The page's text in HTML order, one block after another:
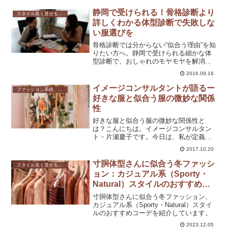
る2つのコツを紹介。ファッションの選び
方や着こなしのポイントを押さえて、理
想のシルエットを手に入れましょう。
静岡で受けられる！骨格診断より
詳しくわかる体型診断で失敗しな
い服選びを
骨格診断では分からない“似合う理由”を知
りたい方へ。静岡で受けられる細かな体
型診断で、おしゃれのモヤモヤを解消し
ませんか？自分に似合う服の“丈
感”や“形”までわかって、見た目に自信が
持てますよ。
2016.09.16
イメージコンサルタントが語るー
好きな服と似合う服の微妙な関係
性
好きな服と似合う服の微妙な関係性と
は？こんにちは。イメージコンサルタン
ト・片瀬慶子です。今日は、私が定義す
る「好きな服」と「似合う服」はどこが
どう違うのか？を書いていきますね。※
これはあくまでも私の考えです。言葉の
違いを知っていただくことで...
2017.10.20
スタイル良く見せる方法
寸胴体型さんに似合う冬ファッシ
ョン：カジュアル系（Sporty・
Natural）スタイルのおすすめコ
ーデ
寸胴体型さんに似合う冬ファッション、
カジュアル系（Sporty・Natural）スタイ
ルのおすすめコーデを紹介しています。
2023.12.05